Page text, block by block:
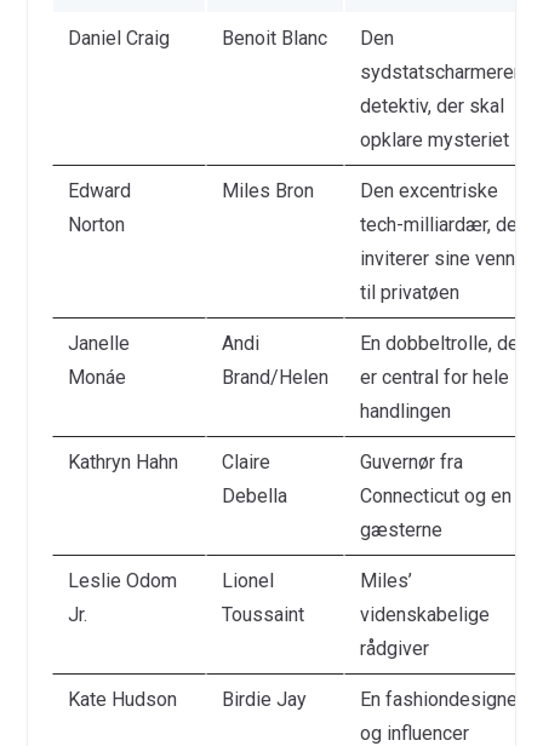
Daniel Craig Benoit Blanc
Den
detektiv, der skal
opklare mysteriet
Edward
Norton
Miles Bron
Den excentriske
tech-milliardær, der
inviterer sine venner
til privatøen
Janelle
Monáe
Andi
Brand/Helen
En dobbeltrolle, der
er central for hele
handlingen
Kathryn Hahn
Claire
Debella
Guvernør fra
Connecticut og en af
gæsterne
Leslie Odom
Jr.
Lionel
Toussaint
Miles’
videnskabelige
rådgiver
Kate Hudson Birdie Jay
En fashiondesigner
og influencer